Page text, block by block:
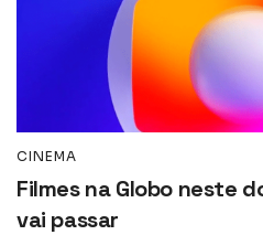
CINEMA
Filmes na Globo neste
vai passar